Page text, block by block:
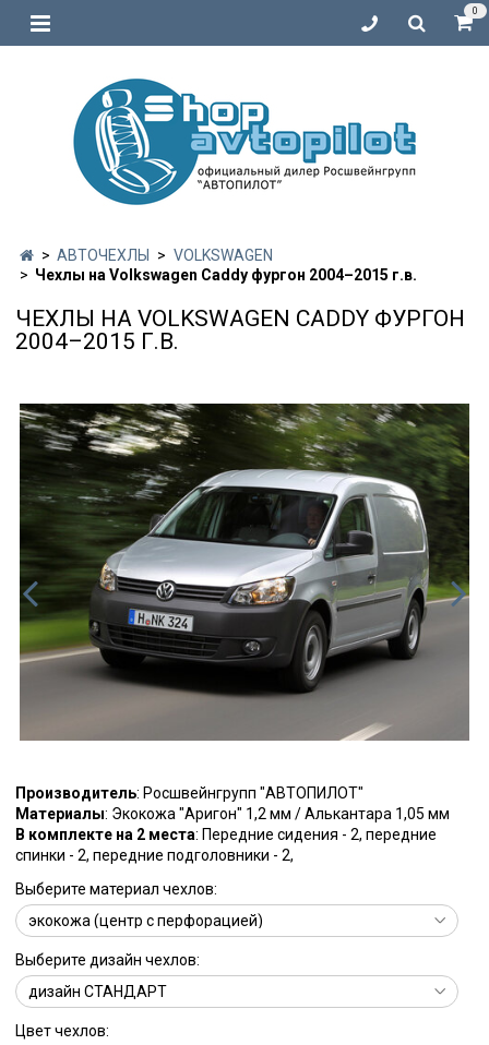
0
АВТОЧЕХЛЫ
VOLKSWAGEN
Чехлы на Volkswagen Caddy фургон 2004–2015 г.в.
ЧЕХЛЫ НА VOLKSWAGEN CADDY ФУРГОН
2004–2015 Г.В.
Производитель: Росшвейнгрупп "АВТОПИЛОТ"
Материалы: Экокожа "Аригон" 1,2 мм / Алькантара 1,05 мм
В комплекте на 2 места: Передние сидения - 2, передние
спинки - 2, передние подголовники - 2,
Выберите материал чехлов:
Выберите дизайн чехлов:
Цвет чехлов: